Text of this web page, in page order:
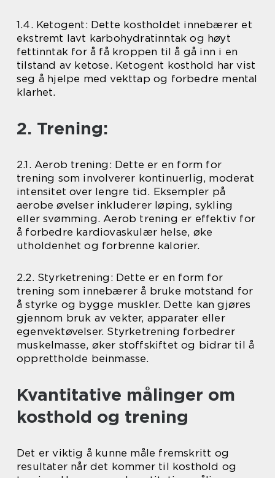
1.4. Ketogent: Dette kostholdet innebærer et
ekstremt lavt karbohydratinntak og høyt
fettinntak for å få kroppen til å gå inn i en
tilstand av ketose. Ketogent kosthold har vist
seg å hjelpe med vekttap og forbedre mental
klarhet.
2. Trening:
2.1. Aerob trening: Dette er en form for
trening som involverer kontinuerlig, moderat
intensitet over lengre tid. Eksempler på
aerobe øvelser inkluderer løping, sykling
eller svømming. Aerob trening er effektiv for
å forbedre kardiovaskulær helse, øke
utholdenhet og forbrenne kalorier.
2.2. Styrketrening: Dette er en form for
trening som innebærer å bruke motstand for
å styrke og bygge muskler. Dette kan gjøres
gjennom bruk av vekter, apparater eller
egenvektøvelser. Styrketrening forbedrer
muskelmasse, øker stoffskiftet og bidrar til å
opprettholde beinmasse.
Kvantitative målinger om
kosthold og trening
Det er viktig å kunne måle fremskritt og
resultater når det kommer til kosthold og